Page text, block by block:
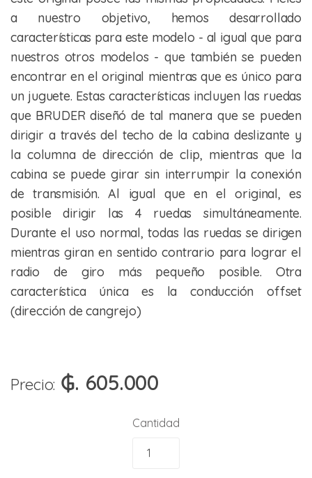
a nuestro objetivo, hemos desarrollado
características para este modelo - al igual que para
nuestros otros modelos - que también se pueden
encontrar en el original mientras que es único para
un juguete. Estas características incluyen las ruedas
que BRUDER diseñó de tal manera que se pueden
dirigir a través del techo de la cabina deslizante y
la columna de dirección de clip, mientras que la
cabina se puede girar sin interrumpir la conexión
de transmisión. Al igual que en el original, es
posible dirigir las 4 ruedas simultáneamente.
Durante el uso normal, todas las ruedas se dirigen
mientras giran en sentido contrario para lograr el
radio de giro más pequeño posible. Otra
característica única es la conducción offset
(dirección de cangrejo)
Precio: ₲. 605.000
Cantidad